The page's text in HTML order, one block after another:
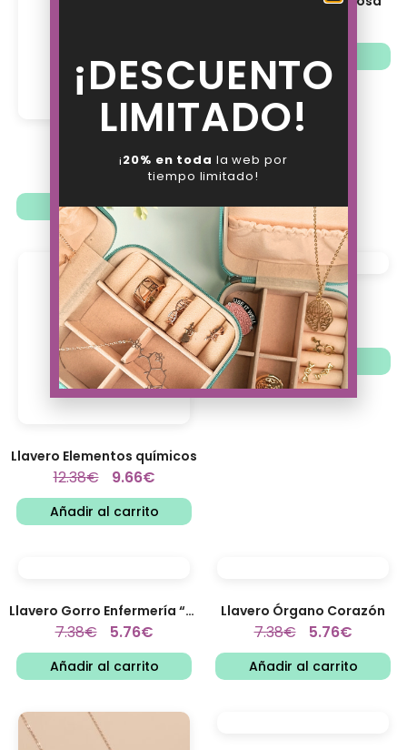
€
Añadir al carrito
Llavero Elementos químicos
12.38€ 9.66€
Añadir al carrito
Llavero Botiquín
7.38 € 5.76€
Añadir al carrito
Llavero Gorro Enfermería “Cofia”
7.38€ 5.76€
Añadir al carrito
Llavero Órgano Corazón
7.38€ 5.76€
Añadir al carrito
¡DESCUENTO
LIMITADO!
¡20% en toda la web por
tiempo limitado!